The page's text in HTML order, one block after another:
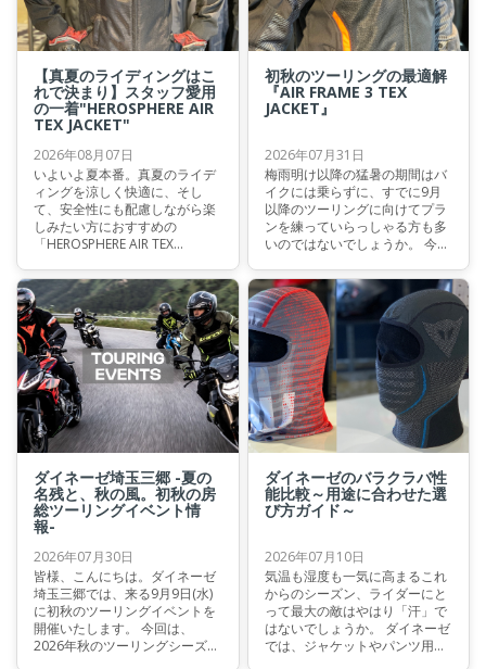
【真夏のライディングはこ
れで決まり】スタッフ愛用
の一着"HEROSPHERE AIR
TEX JACKET"
2026年08月07日
いよいよ夏本番。真夏のライデ
ィングを涼しく快適に、そし
て、安全性にも配慮しながら楽
しみたい方におすすめの
「HEROSPHERE AIR TEX
愛用する真夏のライディングに
最適な一着です。
初秋のツーリングの最適解
『AIR FRAME 3 TEX
JACKET』
2026年07月31日
梅雨明け以降の猛暑の期間はバ
イクには乗らずに、すでに9月
以降のツーリングに向けてプラ
ンを練っていらっしゃる方も多
いのではないでしょうか。 今回
ーズンに最適の、スタッフ一押
しのメッシュジャケットをご紹
介させていただきます。
ダイネーゼ埼玉三郷 -夏の
名残と、秋の風。初秋の房
総ツーリングイベント情
報-
2026年07月30日
皆様、こんにちは。ダイネーゼ
埼玉三郷では、来る9月9日(水)
に初秋のツーリングイベントを
開催いたします。 今回は、
2026年秋のツーリングシーズン
ダイネーゼのバラクラバ性
能比較～用途に合わせた選
び方ガイド～
2026年07月10日
気温も湿度も一気に高まるこれ
からのシーズン、ライダーにと
って最大の敵はやはり「汗」で
はないでしょうか。 ダイネーゼ
では、ジャケットやパンツ用の